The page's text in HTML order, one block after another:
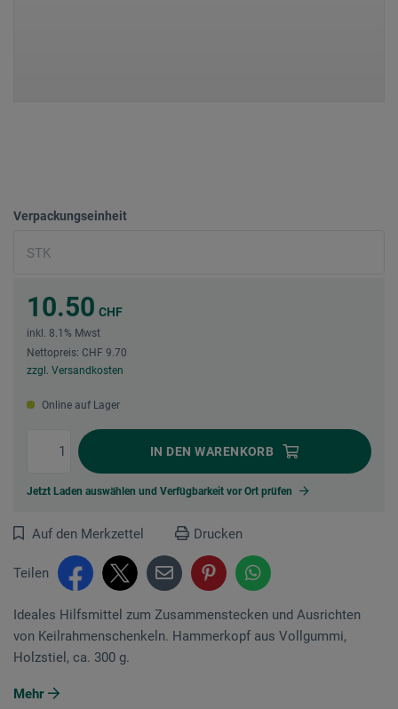
Verpackungseinheit
10.50 CHF
inkl. 8.1% Mwst
Nettopreis: CHF 9.70
zzgl. Versandkosten
Online auf Lager
IN DEN WARENKORB
Jetzt Laden auswählen und Verfügbarkeit vor Ort prüfen
Auf den Merkzettel Drucken
Teilen
Ideales Hilfsmittel zum Zusammenstecken und Ausrichten
von Keilrahmenschenkeln. Hammerkopf aus Vollgummi,
Holzstiel, ca. 300 g.
Mehr